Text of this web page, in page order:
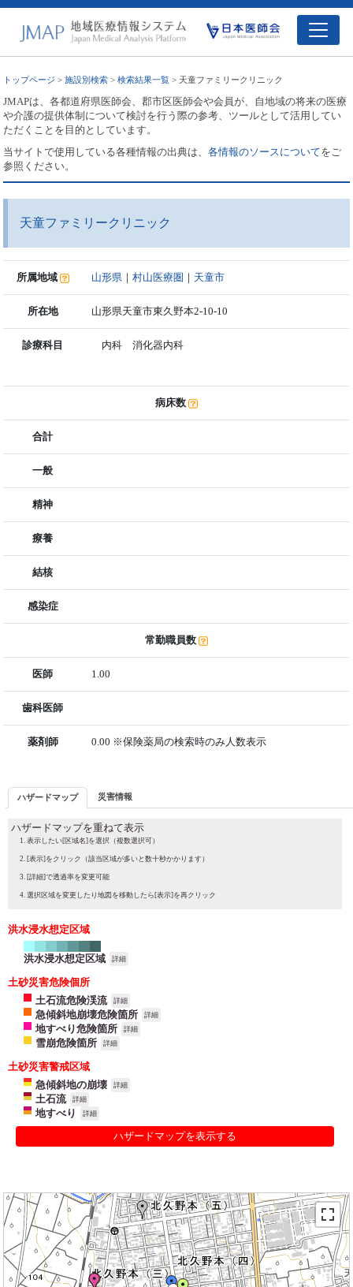
トップページ >施設別検索 >検索結果一覧 > 天童ファミリークリニック
JMAPは、各都道府県医師会、郡市区医師会や会員が、自地域の将来の医療
や介護の提供体制について検討を行う際の参考、ツールとして活用してい
ただくことを目的としています。
当サイトで使用している各種情報の出典は、各情報のソースについてをご
参照ください。
天童ファミリークリニック
所属地域 山形県 ｜村山医療圏 ｜ 天童市
所在地 山形県天童市東久野本2-10-10
診療科目 内科 消化器内科
病床数
合計
一般
精神
療養
結核
感染症
常勤職員数
医師 1.00
歯科医師
薬剤師 0.00 ※保険薬局の検索時のみ人数表示
ハザードマップ 災害情報
ハザードマップを重ねて表示
表示したい[区域名]を選択（複数選択可）
[表示]をクリック（該当区域が多いと数十秒かかります）
[詳細]で透過率を変更可能
選択区域を変更したり地図を移動したら[表示]を再クリック
洪水浸水想定区域
洪水浸水想定区域 詳細
土砂災害危険個所
土石流危険渓流
詳細
急傾斜地崩壊危険箇所 詳細
地すべり危険箇所 詳細
雪崩危険箇所 詳細
土砂災害警戒区域
急傾斜地の崩壊
詳細
土石流 詳細
地すべり 詳細
ハザードマップを表示する